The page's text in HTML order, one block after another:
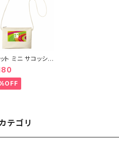
ト ミニ サコッシュ
キャンバス ファ
ポーチ 底 マチ付
ュラル オリジナ
プリント バッグ
充電器 整理整
小物入れ
テゴリ